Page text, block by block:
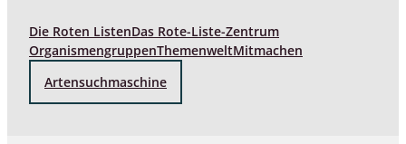
Die Roten ListenDas Rote-Liste-Zentrum
OrganismengruppenThemenweltMitmachen
Artensuchmaschine